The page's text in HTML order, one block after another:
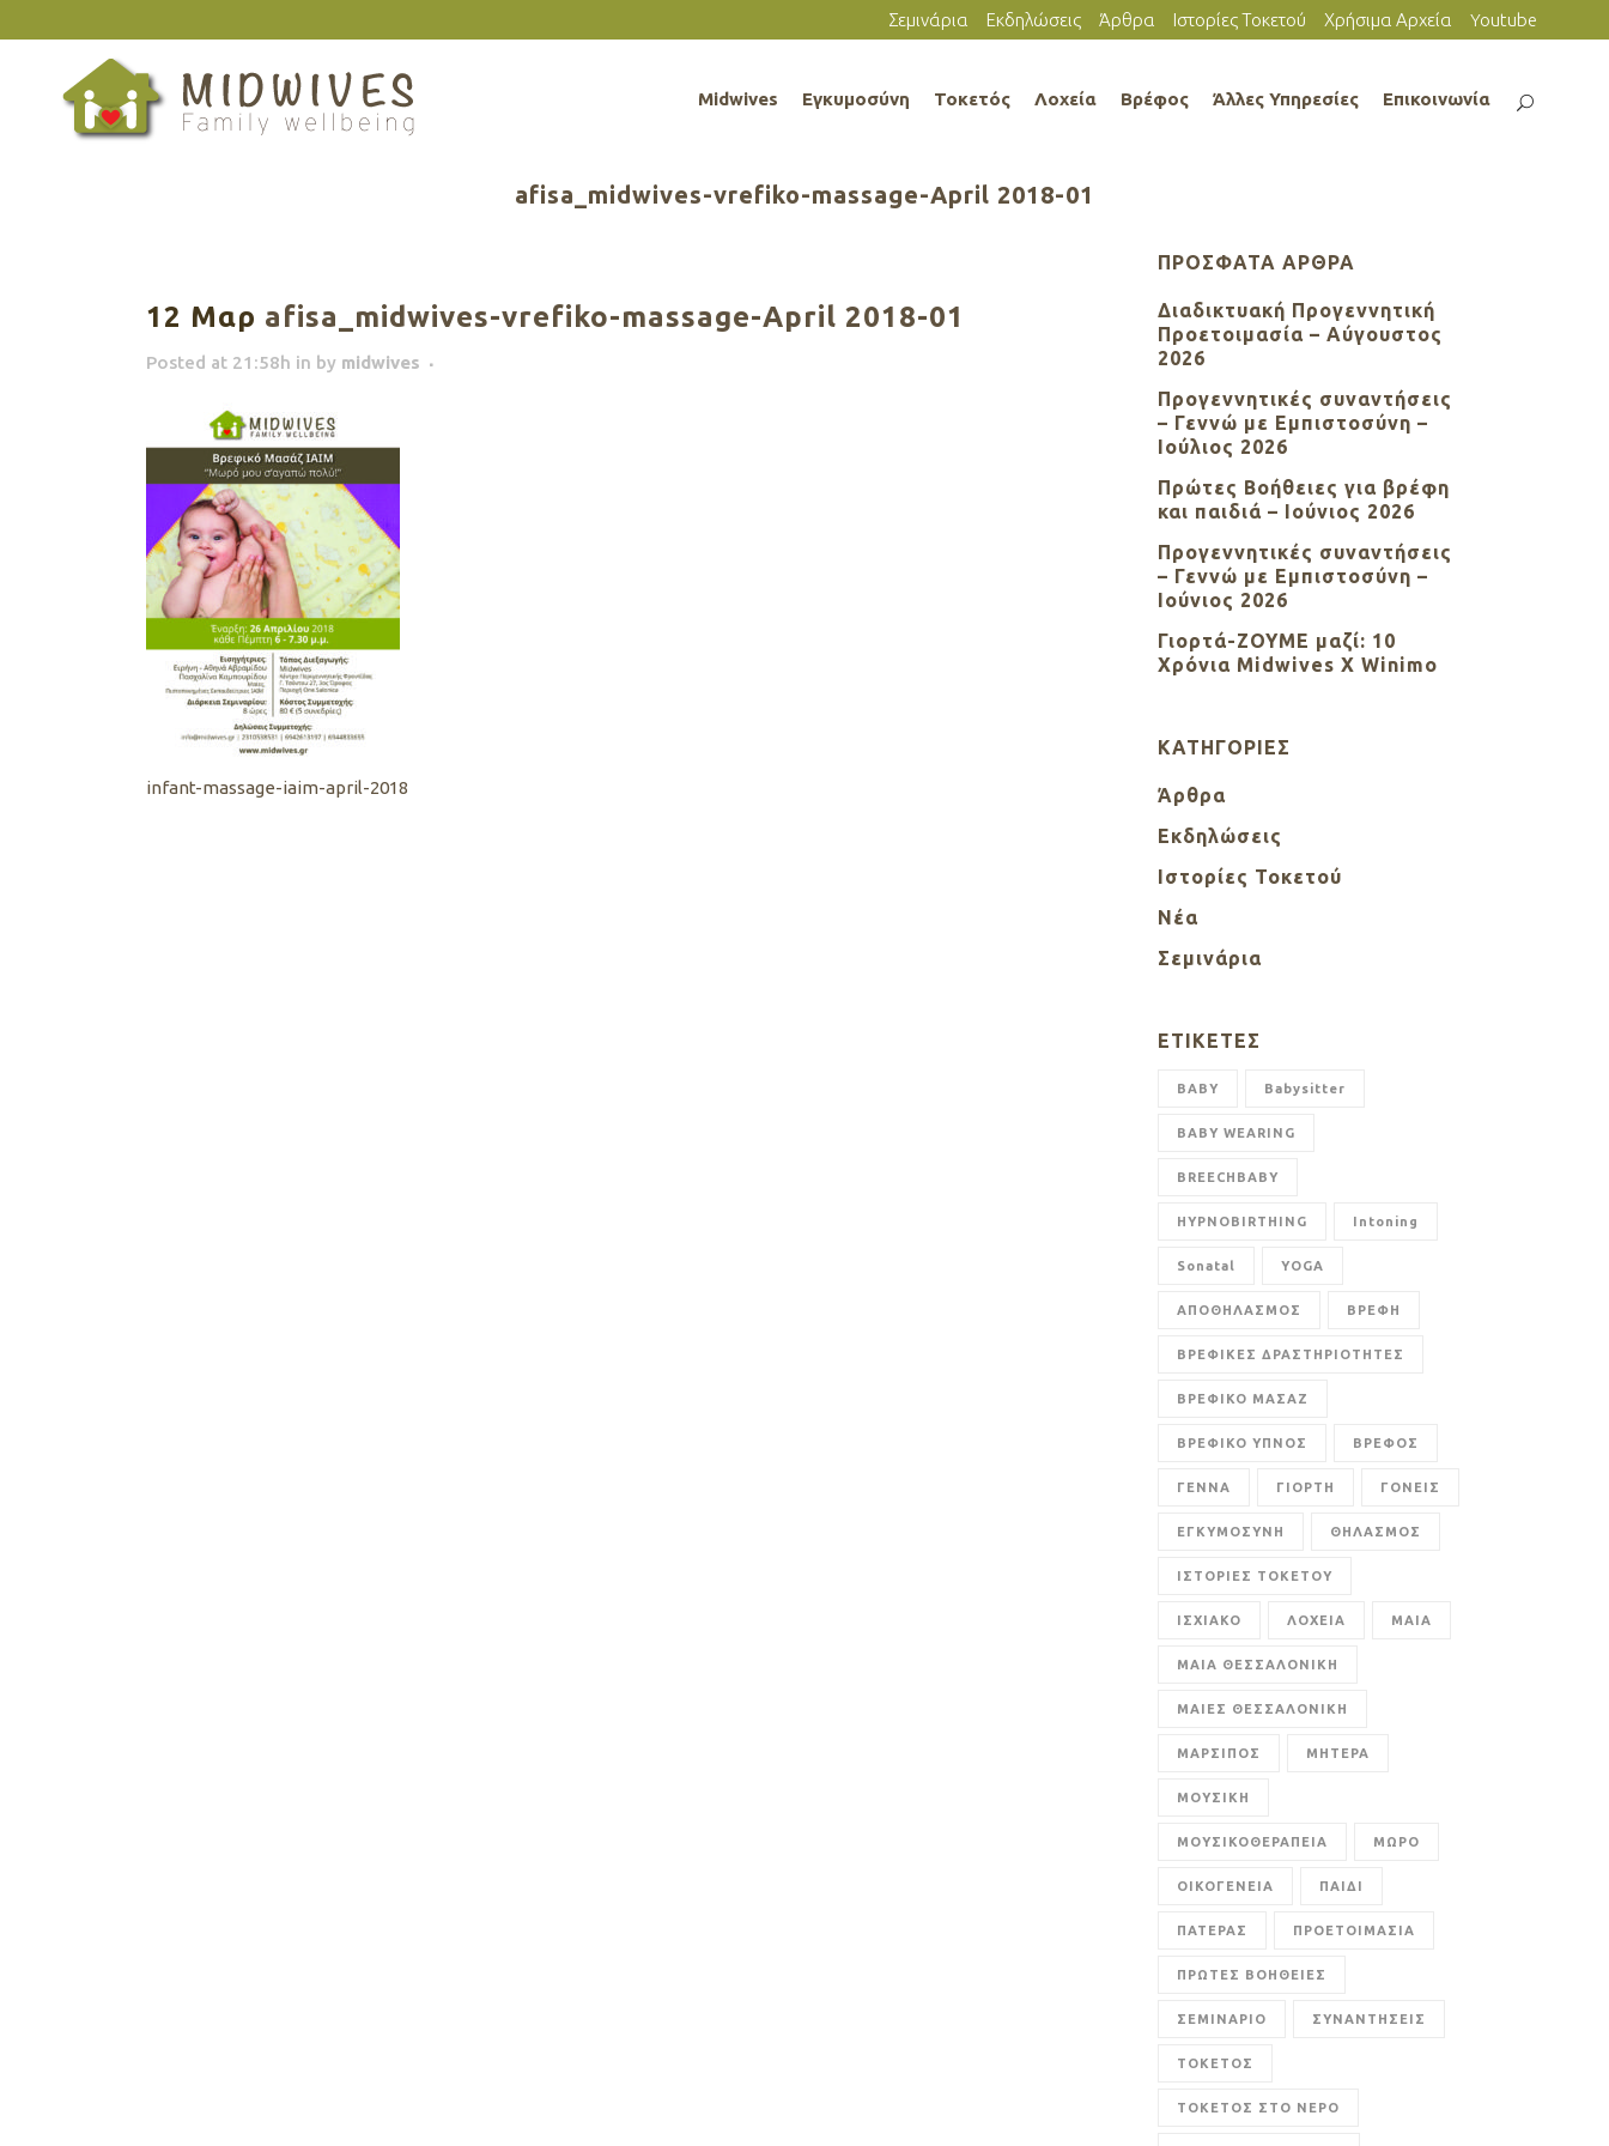
Σεμινάρια Εκδηλώσεις Άρθρα Ιστορίες Τοκετού Χρήσιμα Αρχεία Youtube
Midwives Εγκυμοσύνη Τοκετός Λοχεία Βρέφος Άλλες Υπηρεσίες Επικοινωνία
afisa_midwives-vrefiko-massage-April 2018-01
12 Μαρ afisa_midwives-vrefiko-massage-April 2018-01
Posted at 21:58h in by midwives
infant-massage-iaim-april-2018
ΠΡΌΣΦΑΤΑ ΆΡΘΡΑ
Διαδικτυακή Προγεννητική
Προετοιμασία – Αύγουστος
2026
Προγεννητικές συναντήσεις
– Γεννώ με Εμπιστοσύνη –
Ιούλιος 2026
Πρώτες Βοήθειες για βρέφη
και παιδιά – Ιούνιος 2026
Προγεννητικές συναντήσεις
– Γεννώ με Εμπιστοσύνη –
Ιούνιος 2026
Γιορτά-ΖΟΥΜΕ μαζί: 10
Χρόνια Midwives X Winimo
KΑΤΗΓΟΡΊΕΣ
Άρθρα
Εκδηλώσεις
Ιστορίες Τοκετού
Νέα
Σεμινάρια
ΕΤΙΚΈΤΕΣ
BABY Babysitter
BABY WEARING
BREECHBABY
HYPNOBIRTHING Intoning
Sonatal YOGA
ΑΠΟΘΗΛΑΣΜΟΣ ΒΡΕΦΗ
ΒΡΕΦΙΚΕΣ ΔΡΑΣΤΗΡΙΟΤΗΤΕΣ
ΒΡΕΦΙΚΟ ΜΑΣΑΖ
ΒΡΕΦΙΚΟ ΥΠΝΟΣ ΒΡΕΦΟΣ
ΓΕΝΝΑ ΓΙΟΡΤΗ ΓΟΝΕΙΣ
ΕΓΚΥΜΟΣΥΝΗ ΘΗΛΑΣΜΟΣ
ΙΣΤΟΡΙΕΣ ΤΟΚΕΤΟΥ
ΙΣΧΙΑΚΟ ΛΟΧΕΙΑ ΜΑΙΑ
ΜΑΙΑ ΘΕΣΣΑΛΟΝΙΚΗ
ΜΑΙΕΣ ΘΕΣΣΑΛΟΝΙΚΗ
ΜΑΡΣΙΠΟΣ ΜΗΤΕΡΑ
ΜΟΥΣΙΚΗ
ΜΟΥΣΙΚΟΘΕΡΑΠΕΙΑ ΜΩΡΟ
ΟΙΚΟΓΕΝΕΙΑ ΠΑΙΔΙ
ΠΑΤΕΡΑΣ ΠΡΟΕΤΟΙΜΑΣΙΑ
ΠΡΩΤΕΣ ΒΟΗΘΕΙΕΣ
ΣΕΜΙΝΑΡΙΟ ΣΥΝΑΝΤΗΣΕΙΣ
ΤΟΚΕΤΟΣ
ΤΟΚΕΤΟΣ ΣΤΟ ΝΕΡΟ